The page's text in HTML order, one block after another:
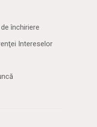
închiriere
Intereselor